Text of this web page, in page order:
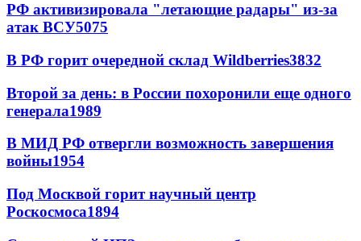
РФ активизировала "летающие радары" из-за
атак ВСУ5075
В РФ горит очередной склад Wildberries3832
Второй за день: в России похоронили еще одного
генерала1989
В МИД РФ отвергли возможность завершения
войны1954
Под Москвой горит научный центр
Роскосмоса1894